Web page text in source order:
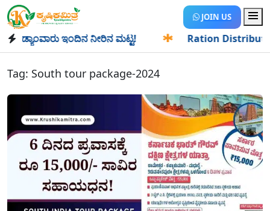
JOIN US
ಇಂದಿನ ನೀರಿನ ಮಟ್ಟ! Ration Distribution-
Tag: South tour package-2024